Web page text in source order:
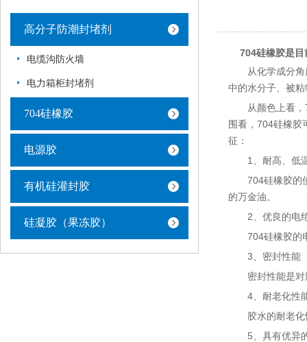
高分子防潮封堵剂
电缆沟防火墙
电力箱柜封堵剂
704硅橡胶
电源胶
有机硅灌封胶
硅凝胶（果冻胶）
704硅橡胶是目
从化学成分角度
中的水分子、被
从颜色上看，
围看，704硅橡胶
征：
1、耐高、低
704硅橡胶的使
的万金油。
2、优良的电
704硅橡胶的电
3、密封性能
密封性能是对胶
4、耐老化性
胶水的耐老化性
5、具有优异